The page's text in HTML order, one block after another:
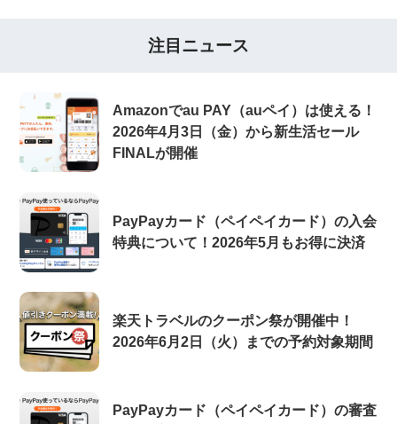
注目ニュース
Amazonでau PAY（auペイ）は使える！
2026年4月3日（金）から新生活セール
FINALが開催
PayPayカード（ペイペイカード）の入会
特典について！2026年5月もお得に決済
楽天トラベルのクーポン祭が開催中！
2026年6月2日（火）までの予約対象期間
PayPayカード（ペイペイカード）の審査